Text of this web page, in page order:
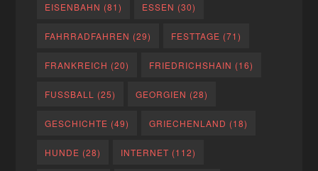
EISENBAHN (81) ESSEN (30)
FAHRRADFAHREN (29) FESTTAGE (71)
FRANKREICH (20) FRIEDRICHSHAIN (16)
FUSSBALL (25) GEORGIEN (28)
GESCHICHTE (49) GRIECHENLAND (18)
HUNDE (28) INTERNET (112)